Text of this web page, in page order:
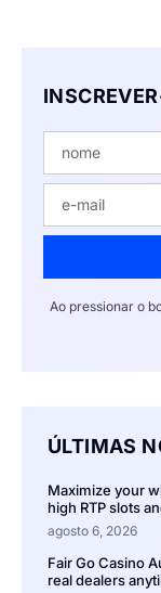
Ao pressionar o
ÚLTIMAS
Maximize your
high RTP slots
agosto 6, 2026
Fair Go Casino
real dealers